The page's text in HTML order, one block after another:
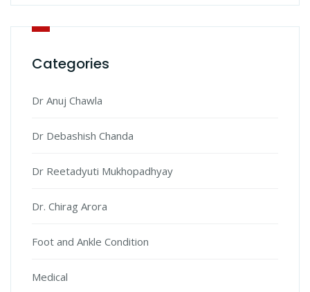
Categories
Dr Anuj Chawla
Dr Debashish Chanda
Dr Reetadyuti Mukhopadhyay
Dr. Chirag Arora
Foot and Ankle Condition
Medical